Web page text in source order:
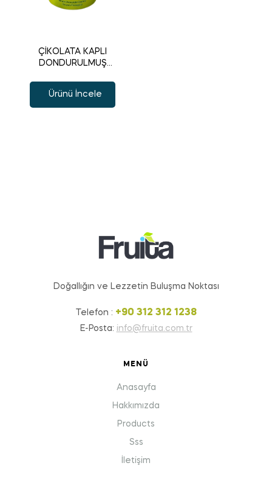
ÇİKOLATA KAPLI
DONDURULMUŞ
Ürünü İncele
Doğallığın ve Lezzetin Buluşma Noktası
Telefon : +90 312 312 1238
E-Posta: info@fruita.com.tr
MENÜ
Anasayfa
Hakkımızda
Products
Sss
İletişim